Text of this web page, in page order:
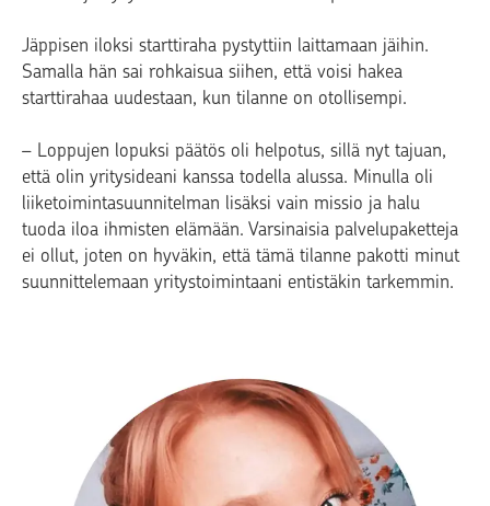
Jäppisen iloksi starttiraha pystyttiin laittamaan jäihin.
Samalla hän sai rohkaisua siihen, että voisi hakea
starttirahaa uudestaan, kun tilanne on otollisempi.
– Loppujen lopuksi päätös oli helpotus, sillä nyt tajuan,
että olin yritysideani kanssa todella alussa. Minulla oli
liiketoimintasuunnitelman lisäksi vain missio ja halu
tuoda iloa ihmisten elämään. Varsinaisia palvelupaketteja
ei ollut, joten on hyväkin, että tämä tilanne pakotti minut
suunnittelemaan yritystoimintaani entistäkin tarkemmin.